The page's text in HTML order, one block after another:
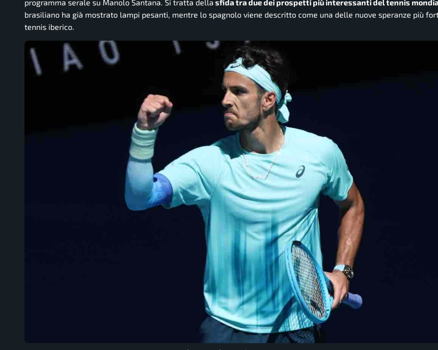
programma serale su Manolo Santana. Si tratta della sfida tra due dei prospetti più interessanti del tennis
brasiliano ha già mostrato lampi pesanti, mentre lo spagnolo viene descritto come una delle nuove speranze più
tennis iberico.